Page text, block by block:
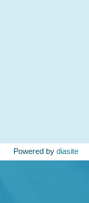
Powered by diasite